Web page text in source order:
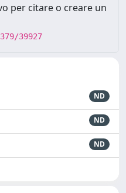
per citare o creare un
39927
ND
ND
ND